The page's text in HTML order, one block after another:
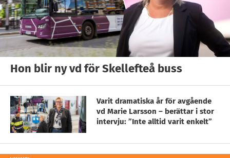
Hon blir ny vd för Skellefteå buss
Varit dramatiska år för avgående
vd Marie Larsson – berättar i stor
intervju: ”Inte alltid varit enkelt”